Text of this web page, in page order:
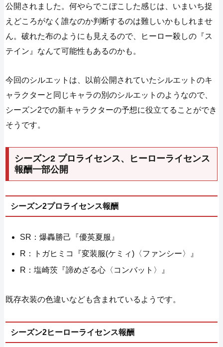
公開されました。何やらでこぼこした感じは、いまいち捉
えどころがなく誰なのか判断するのは難しいかもしれませ
ん。破れた布のようにも見えるので、ヒーロー殺しの『ス
テイン』なんて可能性もあるのかも。
今回のシルエットは、以前公開されていたシルエットのキ
ャラクターと同じキャラの別のシルエットのようなので、
シーズン2での新キャラクターの予想に役立てることができ
そうです。
シーズン2 プロライセンス、ヒーローライセンス
報酬一部公開
シーズン2プロライセンス報酬
SR：爆轟勝己『優英夏服』
R：トガヒミコ『変装服(ケミィ)〈ファンシー〉』
R：塩崎茨『諦めざる心〈コンバット〉』
既存衣装の色違いなども含まれているようです。
シーズン2ヒーローライセンス報酬